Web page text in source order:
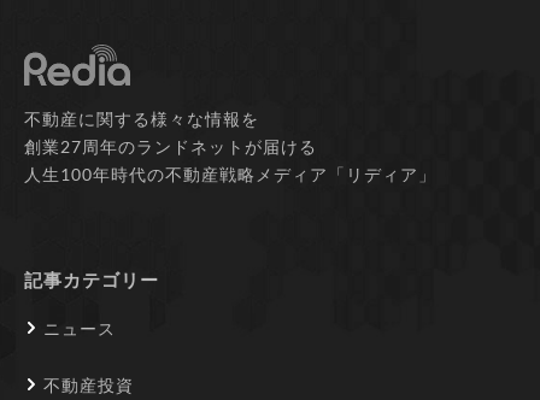
不動産に関する様々な情報を
創業27周年のランドネットが届ける
人生100年時代の不動産戦略メディア「リディア」
記事カテゴリー
ニュース
不動産投資